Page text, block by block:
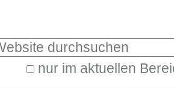
nur im aktuellen